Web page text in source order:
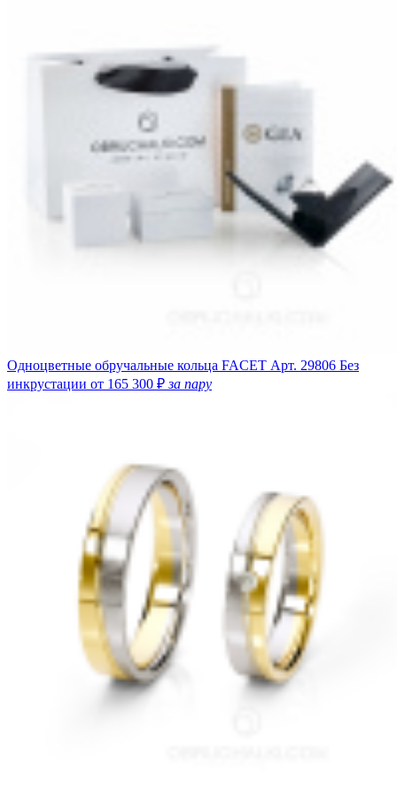
Одноцветные обручальные кольца FACET Арт. 29806 Без
инкрустации от 165 300 ₽за пару